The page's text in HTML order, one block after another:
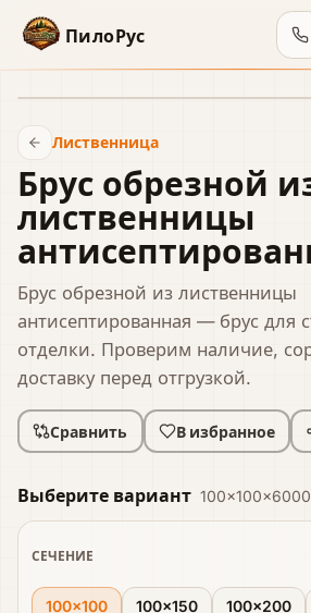
ПилоРус
Лиственница
Брус обрезной
лиственницы
Брус обрезной из лиственницы
антисептированная — брус для
отделки. Проверим наличие,
доставку перед отгрузкой.
Сравнить В избранное
Выберите вариант
СЕЧЕНИЕ
100×100 100×150 100×200